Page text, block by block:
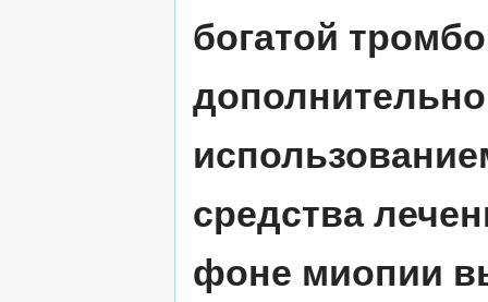
богатой
средства
фоне миопии